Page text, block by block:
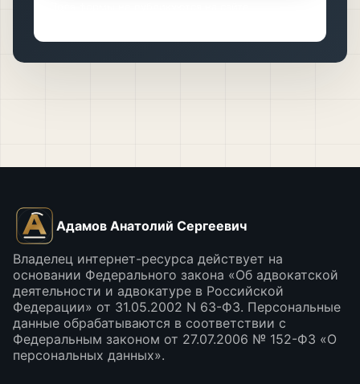
Адамов Анатолий Сергеевич
Владелец интернет-ресурса действует на
основании Федерального закона «Об адвокатской
деятельности и адвокатуре в Российской
Федерации» от 31.05.2002 N 63-ФЗ. Персональные
данные обрабатываются в соответствии с
Федеральным законом от 27.07.2006 № 152-ФЗ «О
персональных данных».